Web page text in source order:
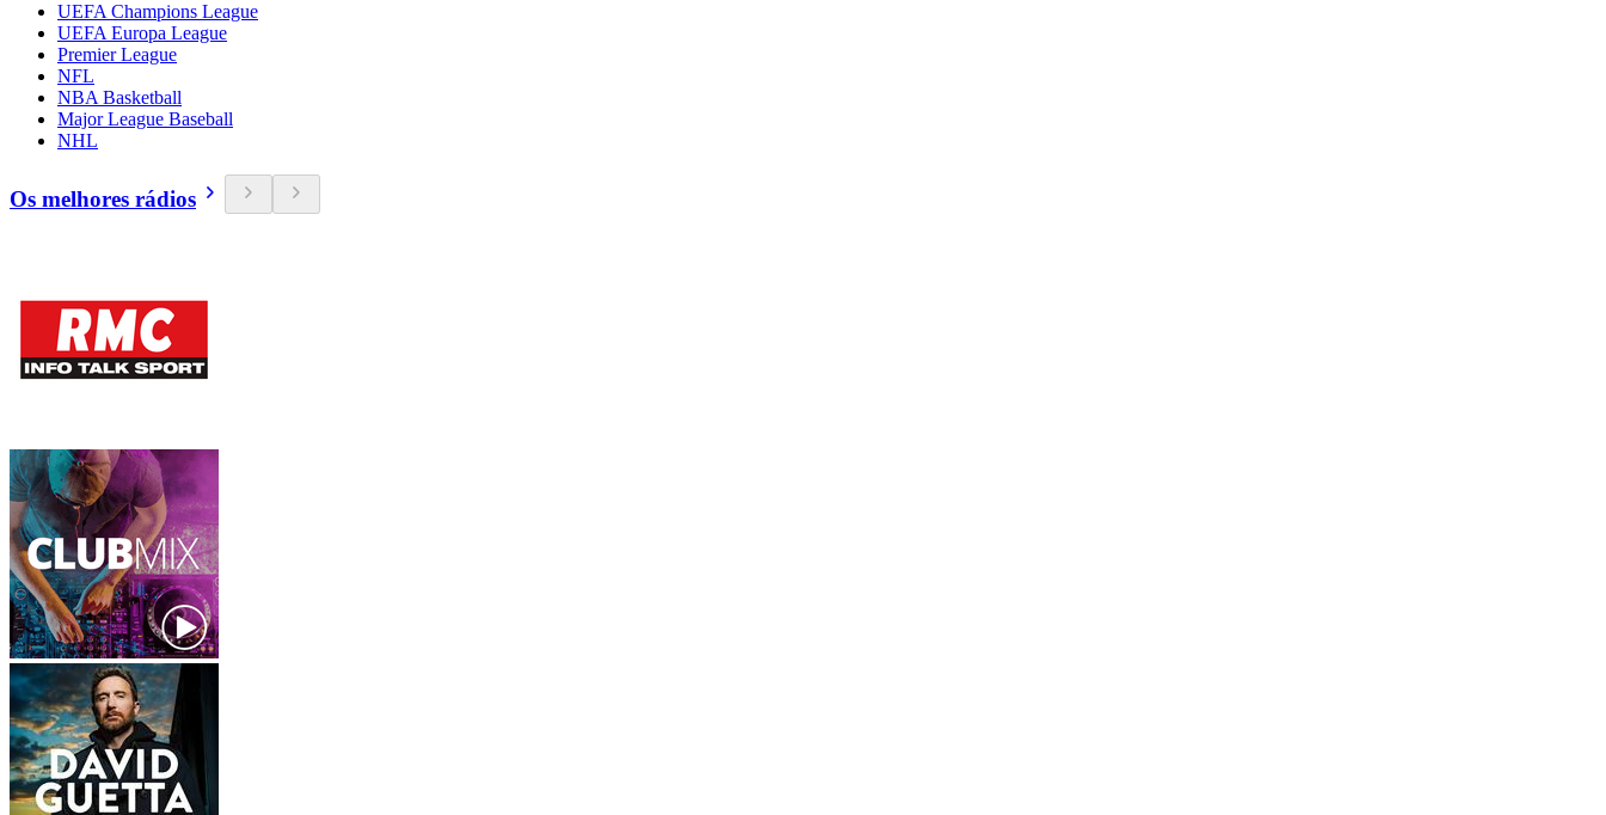
UEFA Champions League
UEFA Europa League
Premier League
NFL
NBA Basketball
Major League Baseball
NHL
Os melhores rádios